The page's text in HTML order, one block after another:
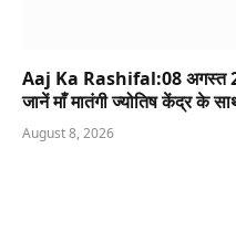
Aaj Ka Rashifal:08 अगस्त
जानें माँ मातंगी ज्योतिष केंद्र के
August 8, 2026